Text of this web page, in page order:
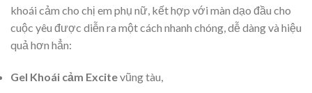
khoái cảm cho chị em phụ nữ, kết hợp với màn dạo đầu cho
cuộc yêu được diễn ra một cách nhanh chóng, dễ dàng và hiệu
quả hơn hẳn:
Gel Khoái cảm Excitevũng tàu,